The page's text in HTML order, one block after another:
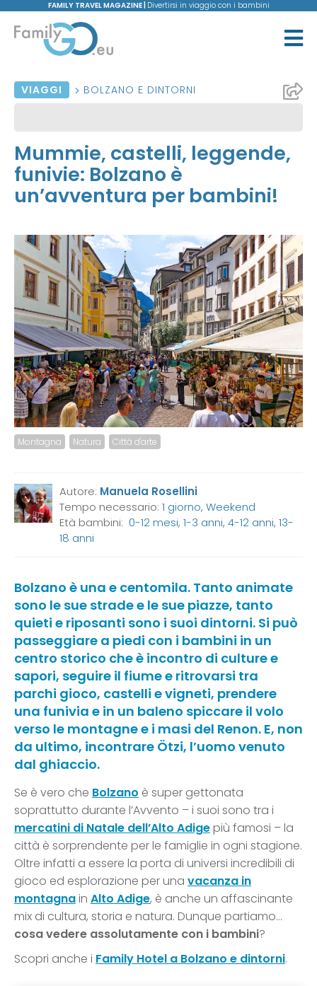
FAMILY TRAVEL MAGAZINE | Divertirsi in viaggio con i bambini
VIAGGI BOLZANO E DINTORNI
Mummie, castelli, leggende,
funivie: Bolzano è
un’avventura per bambini!
Montagna Natura Città d'arte
Autore: Manuela Rosellini
Tempo necessario:1 giorno, Weekend
Età bambini:0-12 mesi,1-3 anni,4-12 anni,13-
18 anni
Bolzano è una e centomila. Tanto animate
sono le sue strade e le sue piazze, tanto
quieti e riposanti sono i suoi dintorni. Si può
passeggiare a piedi con i bambini in un
centro storico che è incontro di culture e
sapori, seguire il fiume e ritrovarsi tra
parchi gioco, castelli e vigneti, prendere
una funivia e in un baleno spiccare il volo
verso le montagne e i masi del Renon. E, non
da ultimo, incontrare Ötzi, l’uomo venuto
dal ghiaccio.
Se è vero che Bolzano è super gettonata
soprattutto durante l’Avvento – i suoi sono tra i
mercatini di Natale dell’Alto Adigepiù famosi – la
città è sorprendente per le famiglie in ogni stagione.
Oltre infatti a essere la porta di universi incredibili di
gioco ed esplorazione per una vacanza in
montagnain Alto Adige, è anche un affascinante
mix di cultura, storia e natura. Dunque partiamo…
cosa vedere assolutamente con i bambini?
Scopri anche i Family Hotel a Bolzano e dintorni.